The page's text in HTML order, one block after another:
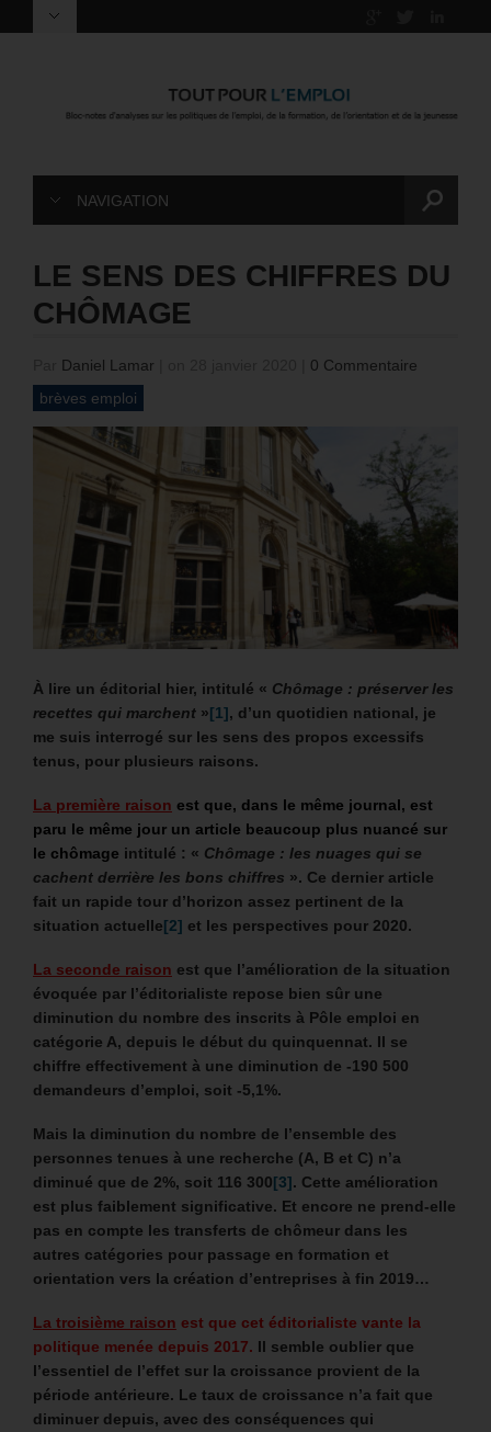
NAVIGATION
LE SENS DES CHIFFRES DU
CHÔMAGE
Daniel Lamar
0 Commentaire
brèves emploi
À lire un éditorial hier, intitulé « Chômage : préserver les
recettes qui marchent »[1], d’un quotidien national, je
me suis interrogé sur les sens des propos excessifs
tenus, pour plusieurs raisons.
La première raison est que, dans le même journal, est
paru le même jour un article beaucoup plus nuancé sur
le chômage intitulé : « Chômage : les nuages qui se
cachent derrière les bons chiffres ». Ce dernier article
fait un rapide tour d’horizon assez pertinent de la
situation actuelle[2] et les perspectives pour 2020.
La seconde raison est que l’amélioration de la situation
évoquée par l’éditorialiste repose bien sûr une
diminution du nombre des inscrits à Pôle emploi en
catégorie A, depuis le début du quinquennat. Il se
chiffre effectivement à une diminution de -190 500
demandeurs d’emploi, soit -5,1%.
Mais la diminution du nombre de l’ensemble des
personnes tenues à une recherche (A, B et C) n’a
diminué que de 2%, soit 116 300[3]. Cette amélioration
est plus faiblement significative. Et encore ne prend-elle
pas en compte les transferts de chômeur dans les
autres catégories pour passage en formation et
orientation vers la création d’entreprises à fin 2019…
La troisième raison est que cet éditorialiste vante la
politique menée depuis 2017. Il semble oublier que
l’essentiel de l’effet sur la croissance provient de la
période antérieure. Le taux de croissance n’a fait que
diminuer depuis, avec des conséquences qui